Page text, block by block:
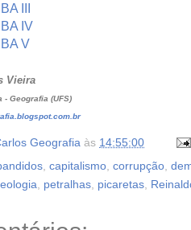
III
IV
V
Vieira
Geografia (UFS)
Geografia às 14:55:00
capitalismo corrupção
petralhas picaretas